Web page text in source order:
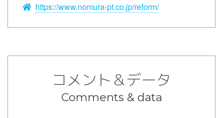
https://www.nomura-pt.co.jp/reform/
コメント＆データ
Comments & data